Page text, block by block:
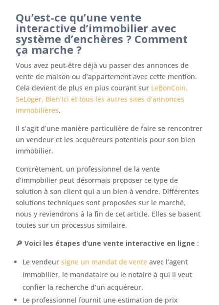
Qu’est-ce qu’une vente
interactive d’immobilier avec
système d’enchères ? Comment
ça marche ?
Vous avez peut-être déjà vu passer des annonces de
vente de maison ou d’appartement avec cette mention.
Cela devient de plus en plus courant sur LeBonCoin,
SeLoger, Bien’Ici et tous les autres sites d’annonces
immobilières.
Il s’agit d’une manière particulière de faire se rencontrer
un vendeur et les acquéreurs potentiels pour son bien
immobilier.
Concrètement, un professionnel de la vente
d’immobilier peut désormais proposer ce type de
solution à son client qui a un bien à vendre. Différentes
solutions techniques sont proposées sur le marché,
nous y reviendrons à la fin de cet article. Elles se basent
toutes sur un processus similaire.
🔎 Voici les étapes d’une vente interactive en ligne :
Le vendeursigne un mandat de vente avec l’agent
immobilier, le mandataire ou le notaire à qui il veut
confier la recherche d’un acquéreur.
Le professionnel fournit une estimation de prix